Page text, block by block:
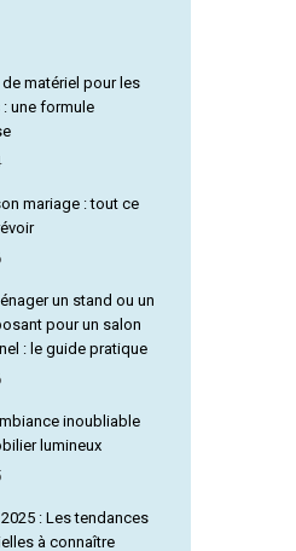
matériel pour les
une formule
mariage : tout ce
un stand ou un
pour un salon
: le guide pratique
inoubliable
lumineux
: Les tendances
à connaître